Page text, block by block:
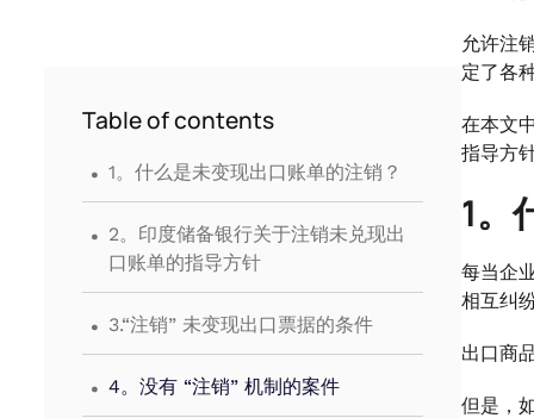
Table of contents
. 1。什么是未变现出口账单的注销？
. 2。印度储备银行关于注销未兑现出
口账单的指导方针
. 3.“注销” 未变现出口票据的条件
. 4。没有 “注销” 机制的案件
允许注
定了各
在本文
指导方
1。
每当企
相互纠
出口商
但是，